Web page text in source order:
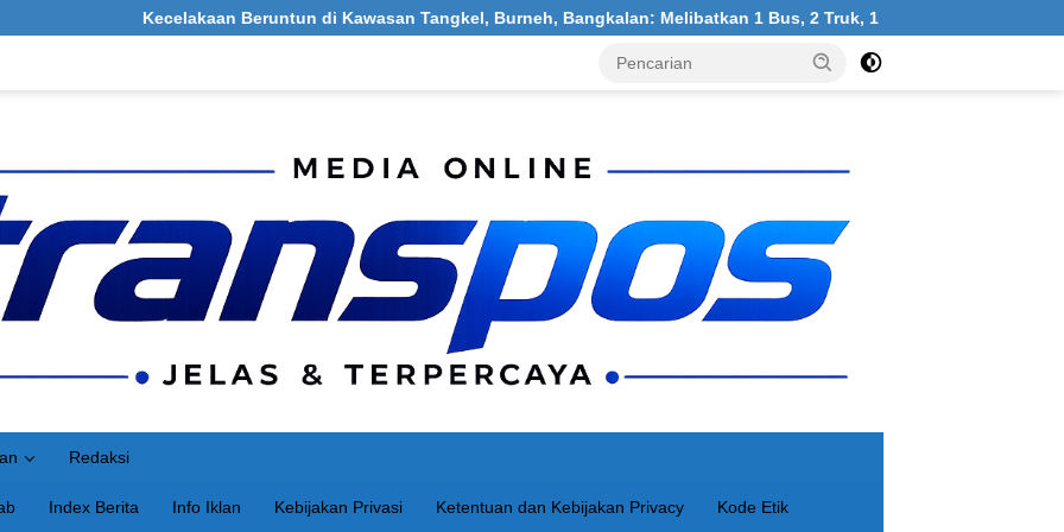
Kecelakaan Beruntun di Kawasan Tangkel, Burneh, Bangkalan: Melibatkan 1 Bus, 2 Truk, 1 Mobil, 1 Sepeda Motor
Redaksi
Index Berita Info Iklan Kebijakan Privasi Ketentuan dan Kebijakan Privacy Kode Etik